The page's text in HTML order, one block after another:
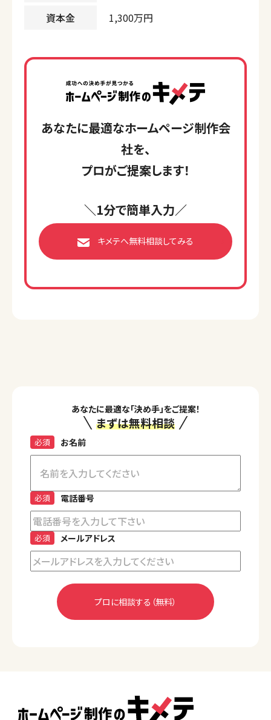
資本金
1,300万円
あなたに最適なホームページ制作会
社を、
プロがご提案します！
＼1分で簡単入力／
キメテへ無料相談してみる
あなたに最適な「決め手」をご提案！
まずは無料相談
お名前
必須
電話番号
必須
メールアドレス
必須